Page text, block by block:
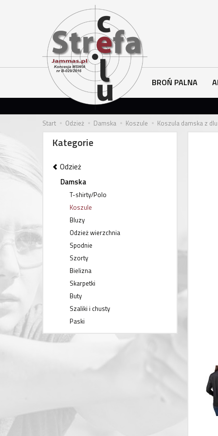
BROŃ PALNA
Start Odzież Damska Koszule Koszula damska z
Kategorie
Odzież
Damska
T-shirty/Polo
Koszule
Bluzy
Odzież wierzchnia
Spodnie
Szorty
Bielizna
Skarpetki
Buty
Szaliki i chusty
Paski